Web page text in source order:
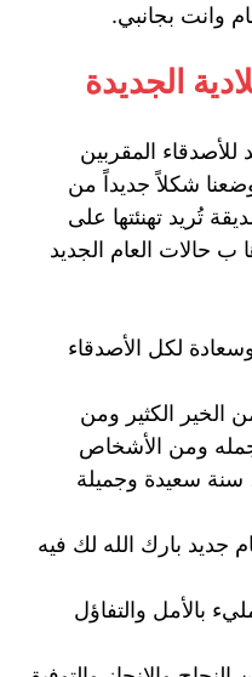
وانت بجانبي.
الجديدة
للأصدقاء المقربين
شكلاً جديداً من
تُريد تهنئتها على
ب حالات العام الجديد
لكل الأصدقاء
الخير الكثير ومن
ومن الأشخاص
سنة سعيدة وجميلة
بارك الله لك فيه
بالأمل والتفاؤل